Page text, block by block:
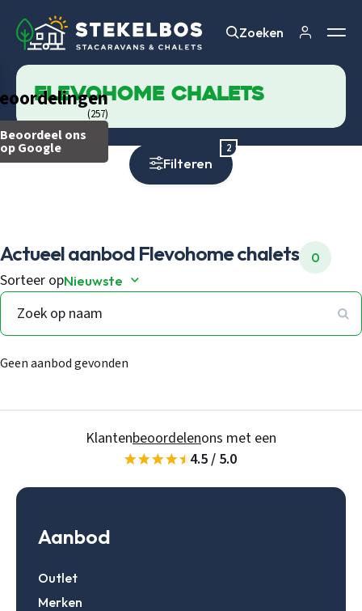
(257)
Beoordeel ons
op Google
Zoeken
Zoeken
Flevohome chalets
Filteren
2
Actueel aanbodFlevohome chalets 0
Sorteer opNieuwste
Geen aanbod gevonden
Klantenbeoordelenons met een
4.5 / 5.0
Aanbod
Outlet
Merken